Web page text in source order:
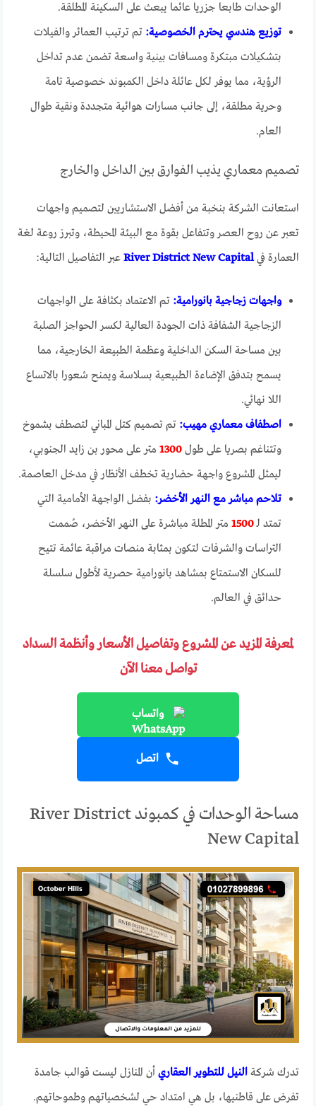
الوحدات طابعا جزريا عائما يبعث على السكينة المطلقة.
توزيع هندسي يحترم الخصوصية: تم ترتيب العمائر والفيلات
بتشكيلات مبتكرة ومسافات بينية واسعة تضمن عدم تداخل
الرؤية، مما يوفر لكل عائلة داخل الكمبوند خصوصية تامة
وحرية مطلقة، إلى جانب مسارات هوائية متجددة ونقية طوال
العام.
تصميم معماري يذيب الفوارق بين الداخل والخارج
استعانت الشركة بنخبة من أفضل الاستشاريين لتصميم واجهات
تعبر عن روح العصر وتتفاعل بقوة مع البيئة المحيطة، وتبرز روعة لغة
العمارة فيRiver District New Capital عبر التفاصيل التالية:
واجهات زجاجية بانورامية: تم الاعتماد بكثافة على الواجهات
الزجاجية الشفافة ذات الجودة العالية لكسر الحواجز الصلبة
بين مساحة السكن الداخلية وعظمة الطبيعة الخارجية، مما
يسمح بتدفق الإضاءة الطبيعية بسلاسة ويمنح شعورا بالاتساع
اللا نهائي.
اصطفاف معماري مهيب: تم تصميم كتل المباني لتصطف بشموخ
وتتناغم بصريا على طول1300 متر على محور بن زايد الجنوبي،
ليمثل المشروع واجهة حضارية تخطف الأنظار في مدخل العاصمة.
تلاحم مباشر مع النهر الأخضر: بفضل الواجهة الأمامية التي
تمتد لـ1500 متر المطلة مباشرة على النهر الأخضر، صُممت
التراسات والشرفات لتكون بمثابة منصات مراقبة عائمة تتيح
للسكان الاستمتاع بمشاهد بانورامية حصرية لأطول سلسلة
حدائق في العالم.
لمعرفة المزيد عن المشروع وتفاصيل الأسعار وأنظمة السداد
تواصل معنا الآن
واتساب
اتصل
مساحة الوحدات في كمبوند River District
New Capital
تدرك شركةالنيل للتطوير العقاري أن المنازل ليست قوالب جامدة
تفرض على قاطنيها، بل هي امتداد حي لشخصياتهم وطموحاتهم.